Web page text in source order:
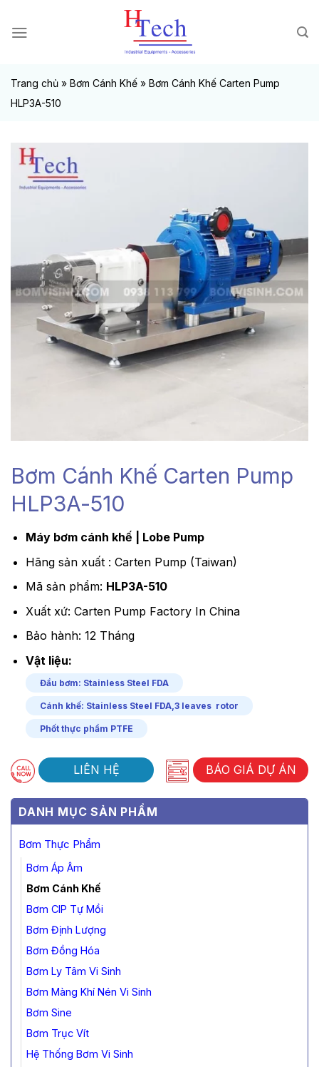
đến
Trang chủ » Bơm Cánh Khế » Bơm Cánh Khế Carten Pump
HLP3A-510
DANH MỤC SẢN PHẨM
Bơm Thực Phẩm
Bơm Áp Âm
Bơm Cánh Khế
Bơm CIP Tự Mồi
Bơm Định Lượng
Bơm Đồng Hóa
Bơm Ly Tâm Vi Sinh
Bơm Màng Khí Nén Vi Sinh
Bơm Sine
Bơm Trục Vít
Hệ Thống Bơm Vi Sinh
Bơm Cánh Khế Carten Pump
HLP3A-510
Máy bơm cánh khế | Lobe Pump
Hãng sản xuất : Carten Pump (Taiwan)
Mã sản phẩm: HLP3A-510
Xuất xứ: Carten Pump Factory In China
Bảo hành: 12 Tháng
Vật liệu:
Đầu bơm: Stainless Steel FDA
Cánh khế: Stainless Steel FDA,3 leaves rotor
Phốt thực phẩm PTFE
LIÊN HỆ BÁO GIÁ DỰ ÁN